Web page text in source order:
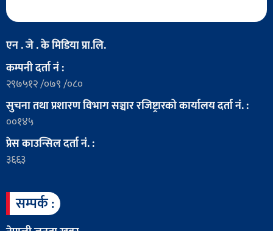
एन . जे . के मिडिया प्रा.लि.
कम्पनी दर्ता नं :
२९७५१२ /०७९ /०८०
सुचना तथा प्रशारण विभाग सञ्चार रजिष्ट्रारको कार्यालय दर्ता नं. :
००१४५
प्रेस काउन्सिल दर्ता नं. :
३६६३
सम्पर्क :